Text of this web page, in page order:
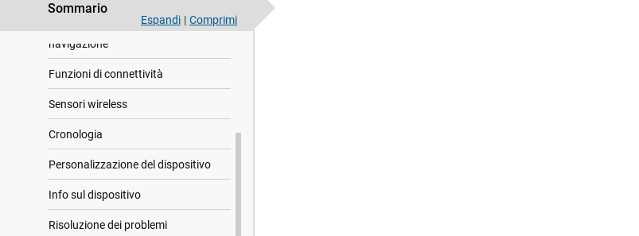
Sommario
Espandi | Comprimi
Statistiche personali
navigazione
Funzioni di connettività
Sensori wireless
Cronologia
Personalizzazione del dispositivo
Info sul dispositivo
Risoluzione dei problemi